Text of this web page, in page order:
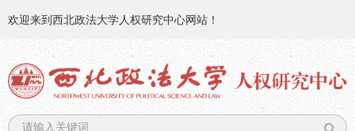
欢迎来到西北政法大学人权研究中心网站！